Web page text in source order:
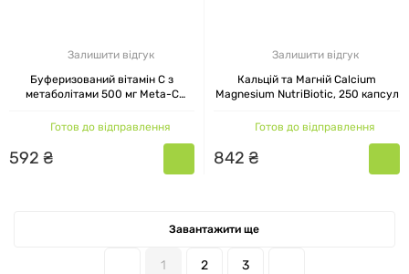
Залишити відгук
Буферизований вітамін С з
метаболітами 500 мг Meta-C
Готов до відправлення
592 ₴
Залишити відгук
Кальцій та Магній Calcium
Magnesium NutriBiotic, 250 капсул
Готов до відправлення
842 ₴
1 2 3
Завантажити ще